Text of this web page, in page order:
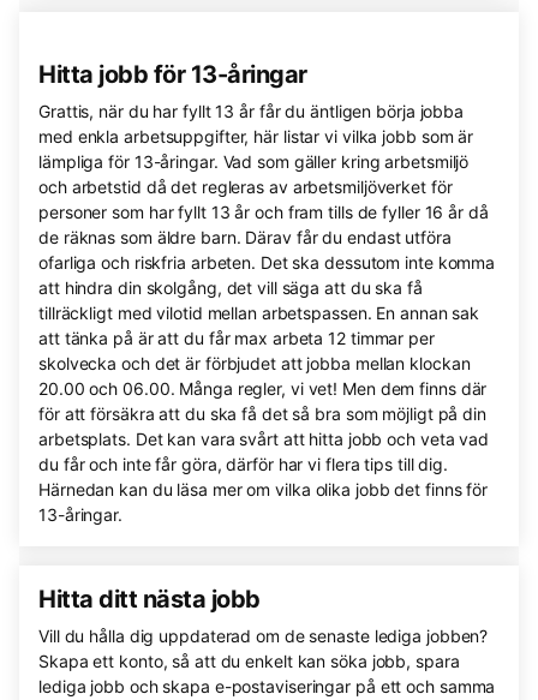
Hitta jobb för 13-åringar
Grattis, när du har fyllt 13 år får du äntligen börja jobba
med enkla arbetsuppgifter, här listar vi vilka jobb som är
lämpliga för 13-åringar. Vad som gäller kring arbetsmiljö
och arbetstid då det regleras av arbetsmiljöverket för
personer som har fyllt 13 år och fram tills de fyller 16 år då
de räknas som äldre barn. Därav får du endast utföra
ofarliga och riskfria arbeten. Det ska dessutom inte komma
att hindra din skolgång, det vill säga att du ska få
tillräckligt med vilotid mellan arbetspassen. En annan sak
att tänka på är att du får max arbeta 12 timmar per
skolvecka och det är förbjudet att jobba mellan klockan
20.00 och 06.00. Många regler, vi vet! Men dem finns där
för att försäkra att du ska få det så bra som möjligt på din
arbetsplats. Det kan vara svårt att hitta jobb och veta vad
du får och inte får göra, därför har vi flera tips till dig.
Härnedan kan du läsa mer om vilka olika jobb det finns för
13-åringar.
Hitta ditt nästa jobb
Vill du hålla dig uppdaterad om de senaste lediga jobben?
Skapa ett konto, så att du enkelt kan söka jobb, spara
lediga jobb och skapa e-postaviseringar på ett och samma